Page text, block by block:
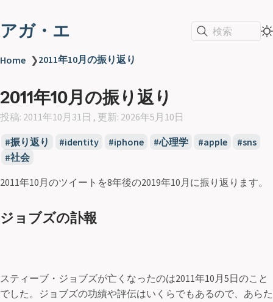
アガ・エ 検索
Home ❯2011年10月の振り返り
2011年10月の振り返り
投稿: 2011年10月31日 , 更新: 2026年5月10日
振り返り identity iphone 心理学 apple
sns
社会
2011年10月のツイートを8年後の2019年10月に振り返ります。
ジョブズの訃報
スティーブ・ジョブズが亡くなったのは2011年10月5日のこと
でした。ジョブズの功績や評伝はいくらでもあるので、あらた